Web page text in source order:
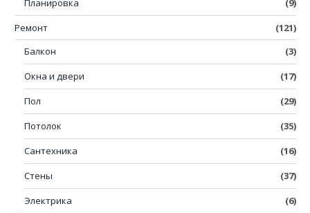
Планировка
(9)
Ремонт
(121)
Балкон
(3)
Окна и двери
(17)
Пол
(29)
Потолок
(35)
Сантехника
(16)
Стены
(37)
Электрика
(6)